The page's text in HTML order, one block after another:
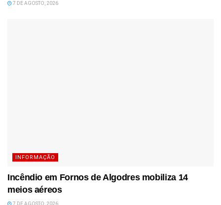
7 DE AGOSTO, 2026
INFORMAÇÃO
Incêndio em Fornos de Algodres mobiliza 14
meios aéreos
7 DE AGOSTO, 2026